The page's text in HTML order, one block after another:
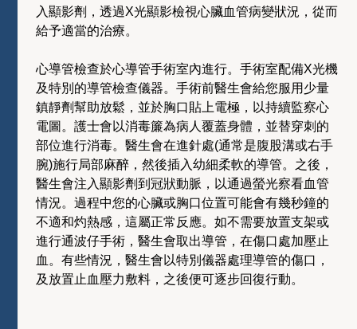
入顯影劑，透過X光顯影檢視心臟血管病變狀況，從而
給予適當的治療。
心導管檢查於心導管手術室內進行。手術室配備X光機
及特別的導管檢查儀器。手術前醫生會給您服用少量
鎮靜劑幫助放鬆，並於胸口貼上電極，以持續監察心
電圖。護士會以消毒簾為病人覆蓋身體，並替穿刺的
部位進行消毒。醫生會在進針處(通常是腹股溝或右手
腕)施行局部麻醉，然後插入幼細柔軟的導管。之後，
醫生會注入顯影劑到冠狀動脈，以通過螢光察看血管
情況。過程中您的心臟或胸口位置可能會有幾秒鐘的
不適和灼熱感，這屬正常反應。如不需要放置支架或
進行通波仔手術，醫生會取出導管，在傷口處加壓止
血。有些情況，醫生會以特別儀器處理導管的傷口，
及放置止血壓力敷料，之後便可逐步回復行動。